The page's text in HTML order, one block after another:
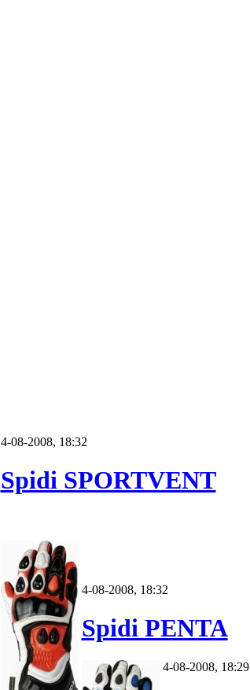
4-08-2008, 18:32
Spidi SPORTVENT
4-08-2008, 18:32
Spidi PENTA
4-08-2008, 18:29